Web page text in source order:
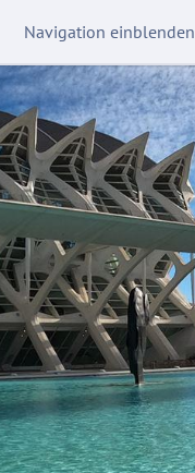
Navigation einblenden